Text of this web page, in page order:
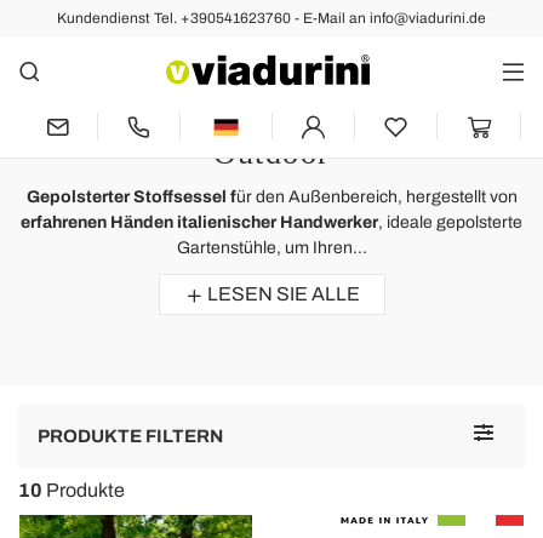
Kundendienst Tel. +390541623760 - E-Mail an info@viadurini.de
Sessel Stoff für Garten - Komfort
und Funktionalität in Ihrem
Outdoor
Gepolsterter Stoffsessel für den Außenbereich, hergestellt von
erfahrenen Händen italienischer Handwerker, ideale gepolsterte
Gartenstühle, um Ihren...
LESEN SIE ALLE
Toggle
PRODUKTE FILTERN
10 Produkte